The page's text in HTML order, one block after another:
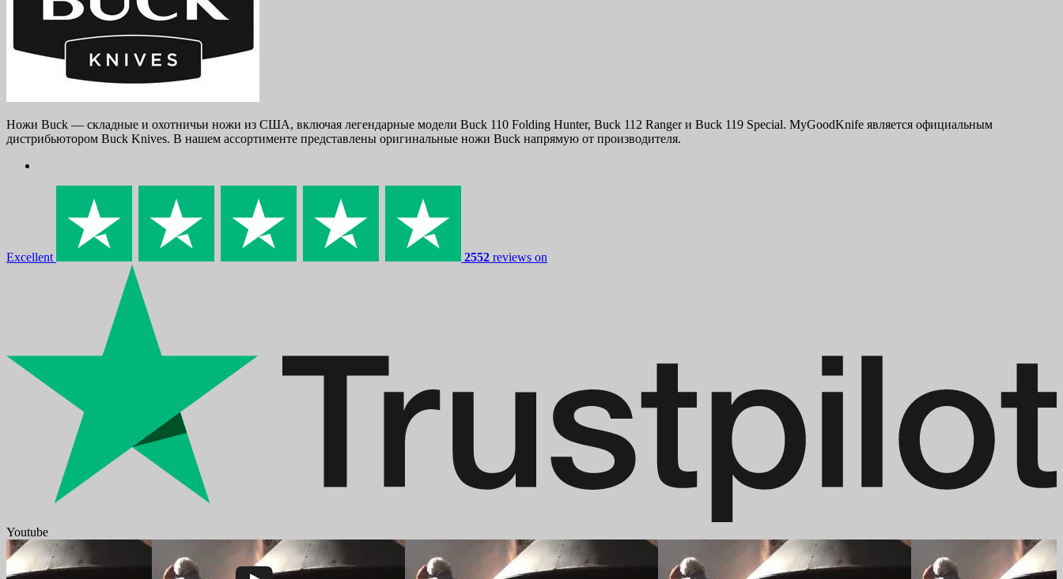
Ножи Buck — складные и охотничьи ножи из США, включая легендарные модели Buck 110 Folding Hunter, Buck 112 Ranger и Buck 119 Special. MyGoodKnife является официальным
дистрибьютором Buck Knives. В нашем ассортименте представлены оригинальные ножи Buck напрямую от производителя.
Excellent 2552 reviews on
Youtube